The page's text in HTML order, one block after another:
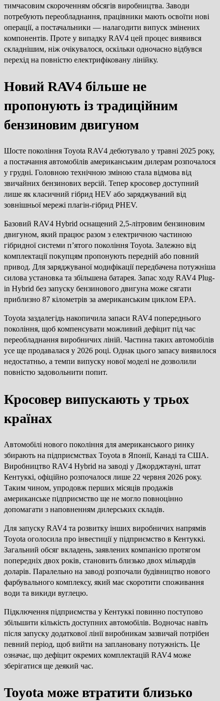
тимчасовим скороченням обсягів виробництва. Заводи
потребують переобладнання, працівники мають освоїти нові
операції, а постачальники — налагодити випуск змінених
компонентів. Проте у випадку RAV4 цей процес виявився
складнішим, ніж очікувалося, оскільки одночасно відбувся
перехід на повністю електрифіковану лінійку.
Новий RAV4 більше не
пропонують із традиційним
бензиновим двигуном
Шосте покоління Toyota RAV4 дебютувало у травні 2025 року,
а постачання автомобілів американським дилерам розпочалося
у грудні. Головною технічною зміною стала відмова від
звичайних бензинових версій. Тепер кросовер доступний
лише як класичний гібрид HEV або заряджуваний від
зовнішньої мережі плагін-гібрид PHEV.
Базовий RAV4 Hybrid оснащений 2,5-літровим бензиновим
двигуном, який працює разом з електричною частиною
гібридної системи п’ятого покоління Toyota. Залежно від
комплектації покупцям пропонують передній або повний
привод. Для заряджуваної модифікації передбачена потужніша
силова установка та збільшена батарея. Запас ходу RAV4 Plug-
in Hybrid без запуску бензинового двигуна може сягати
приблизно 87 кілометрів за американським циклом EPA.
Toyota заздалегідь накопичила запаси RAV4 попереднього
покоління, щоб компенсувати можливий дефіцит під час
переобладнання виробничих ліній. Частина таких автомобілів
усе ще продавалася у 2026 році. Однак цього запасу виявилося
недостатньо, а темпи випуску нової моделі не дозволили
повністю задовольнити попит.
Кросовер випускають у трьох
країнах
Автомобілі нового покоління для американського ринку
збирають на підприємствах Toyota в Японії, Канаді та США.
Виробництво RAV4 Hybrid на заводі у Джорджтауні, штат
Кентуккі, офіційно розпочалося лише 22 червня 2026 року.
Таким чином, упродовж перших місяців продажів
американське підприємство ще не могло повноцінно
допомагати з наповненням дилерських складів.
Для запуску RAV4 та розвитку інших виробничих напрямів
Toyota оголосила про інвестиції у підприємство в Кентуккі.
Загальний обсяг вкладень, заявлених компанією протягом
попередніх двох років, становить близько двох мільярдів
доларів. Паралельно на заводі розпочали будівництво нового
фарбувального комплексу, який має скоротити споживання
води та викиди вуглецю.
Підключення підприємства у Кентуккі повинно поступово
збільшити кількість доступних автомобілів. Водночас навіть
після запуску додаткової лінії виробникам зазвичай потрібен
певний період, щоб вийти на заплановану потужність. Це
означає, що дефіцит окремих комплектацій RAV4 може
зберігатися ще деякий час.
Toyota може втратити близько